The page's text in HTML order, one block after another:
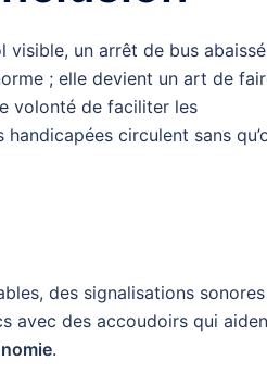
visible, un arrêt de bus
; elle devient un art de
volonté de faciliter les
circulent sans
des signalisations
avec des accoudoirs qui
.